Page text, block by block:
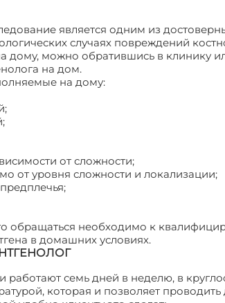
является одним из
случаях повреждений
дому, можно обратившись в клинику
на дом.
на дому:
от сложности;
от уровня сложности и локализации;
обращаться необходимо к
в домашних условиях.
работают семь дней в неделю, в
которая и позволяет